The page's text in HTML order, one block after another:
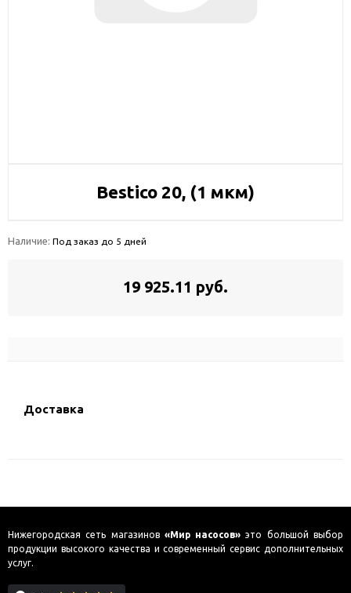
Bestico 20, (1 мкм)
Наличие: Под заказ до 5 дней
19 925.11 руб.
Доставка
Нижегородская сеть магазинов «Мир насосов» это большой выбор
продукции высокого качества и современный сервис дополнительных
услуг.